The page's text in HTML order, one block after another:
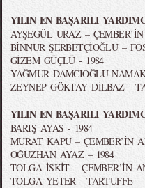
YILIN EN BAŞARILI
AYŞEGÜL URAZ –
BİNNUR ŞERBETÇİOĞLU –
GİZEM GÜÇLÜ - 1984
YAĞMUR DAMCIOĞLU
ZEYNEP GÖKTAY DİLBAZ -
YILIN EN BAŞARILI
BARIŞ AYAS - 1984
MURAT KAPU – ÇEMBER’İN
OĞUZHAN AYAZ – 1984
TOLGA İSKİT – ÇEMBER’İN
TOLGA YETER - TARTUFFE